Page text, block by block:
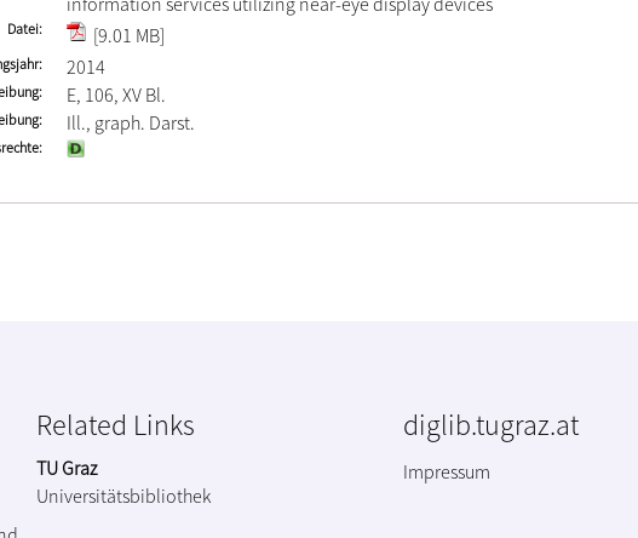
Datei [9.01 MB]
2014
E, 106, XV Bl.
Ill., graph. Darst.
Related Links
TU Graz
Universitätsbibliothek
diglib.tugraz.at
Impressum